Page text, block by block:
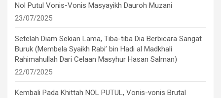
Nol Putul Vonis-Vonis Masyayikh Dauroh Muzani
23/07/2025
Setelah Diam Sekian Lama, Tiba-tiba Dia Berbicara Sangat
Buruk (Membela Syaikh Rabi’ bin Hadi al Madkhali
Rahimahullah Dari Celaan Masyhur Hasan Salman)
22/07/2025
Kembali Pada Khittah NOL PUTUL, Vonis-vonis Brutal